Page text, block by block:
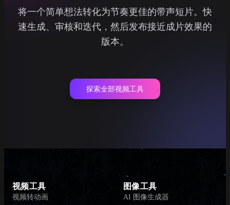
将一个简单想法转化为节奏更佳的带声短片。快
速生成、审核和迭代，然后发布接近成片效果的
版本。
探索全部视频工具
视频工具
视频转动画
图像工具
AI 图像生成器